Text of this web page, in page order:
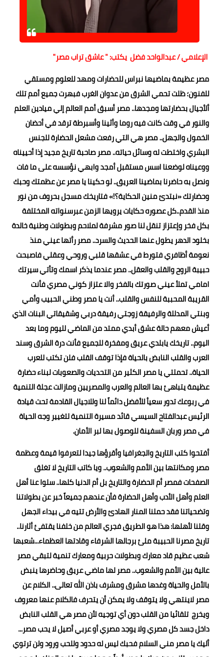
حوادث وقضايا
خدمات
الصحه والجمال
فن المطبخ
مقالات
الإعلامي / عبدالواحد فضل يكتب: " عاشق تراب مصر"
مصر عظيمة بماضيها نبراس للحضارات ومهد للعلوم ومستقي
للفنون؛ ظلت تحمي الشرق من عدوان الغرب فبهرت جميع أمم تلك
ألأجيال بحضارتها ومجدها.. مصر أسبق أمم العالم إلي ميادين العلم
والنور في وقت كانت فيه روما وأثينا وأسبرطة ترقد في أحضان
الخمول والجهل.. مصر هي التي رفعت مشعل الحضارة للجنس
البشري واختطت له وسائل حياته.. مصر صاحبة تاريخ مجيد إذا أحييناه
ووعيناه لوضعنا اسس مستقبل أمجد وابهي نؤسسه على ما فات
ونصل به حاضرنا بماضينا العريق.. لو حكينا يا مصر عن عظمتك وحبك
وحضارتك «نبتدئ منين الحكاية؟!» فتاريخك مسجل بحروف من نور
منذ القدم..كل عصوره حكايات يرويها الزمن عبرسنواته المختلفة
بكل فخر وإعتزاز تنقل لنا صور مشرفة لملاحم وبطولات وطنية خالدة
بخلود الدهر يطول عنها الحديث والسرد.. مصر رأتها عيني منذ
نعومة أظافري فتورط في عشقها قلبي وروحي وعقلي فاصبحت
حبيبة الروح والقلب والعقل.. مصر عندما يذكر اسمك وتأتي سيرتك
امامي تملأ عيني صورتك بالفخر والا عتزاز كوني مصري فأنت
القريبة المحببة للنفس والقلب.. أنت يا مصر وطني الحبيب وأمي
وبنتي المدللة والرفيقة زوجتي رفيقة دربي وشقيقاتي البنات الذي
أعيش معهم حالة عشق أبدي ممتد من الماضي لليوم وما بعد
اليوم.. تاريخك يابلدي عريق ومفخرة للجميع فأنت درة الشرق وسند
العرب والقلب النابض بالحياة فإذا توقف القلب فلن تكتب للعرب
الحياة.. تحملتي يا مصر الكثير من التحديات والصعوبات لبناء حضارة
عظيمة يتباهئ بها العالم والعرب والمصريين ومازالت عجلة التنمية
في ربوعك تدور سعيأ للأفضل دائماً لنا وللاجيال القادمة تحت قيادة
الرئيس عبدالفتاح السيسي قائد مسيرة التنمية لتغيير وجه الحياة
في مصر وربان السفينة للوصول بها لبر الأمان.
أفتحوا كتب التاريخ والجغرافيا وأقرؤها جيدا لتعرفوا قيمة وعظمة
مصر ومكانتها بين الأمم والشعوب.. ويا كاتب التاريخ لا تغلق
الصفحات فمصر أم الحضارة والتاريخ بل أم الدنيا كلها.. سلوا عنا أهل
العلم وأهل الأدب وأهل الحضارة فأن عندهم جميعاً خبر عن بطولاتنا
وتضحياتنا فقد حملنا المنار الهادئ والأرض تتيه في بيداء الجهل
وقلنا لأهلها: هذا هو الطريق فجري العالم من خلفنا يقتفئ أثارنا..
تاريخ مصرنا الحبيبة ملئ برجالها الشرفاء وقادتها العظماء...شعبها
شعب عظيم قاد معارك وبطولات حربية ومعارك تنمية لتبقي مصر
عالية بين الأمم والشعوب.. مصر لها ماضي عريق وحاضرها ينبض
بالأمل والحياة وغدها مشرق ومشرف باذن الله تعالى.. الكلام عن
مصر لاينتهي ولا يتوقف ولا يمكن أن يتحرف فالكلام عنها معروف
ويخرج تلقائيا من القلب دون أي توجيه لأن مصر هي القلب النابض
داخل جسد كل مصري ولا يوجد مصري أو عربي أصيل لا يحب مصر...
أليك يا مصر مني السلام فحبك ليس له حدود وللحب ورود ولن ترتوي